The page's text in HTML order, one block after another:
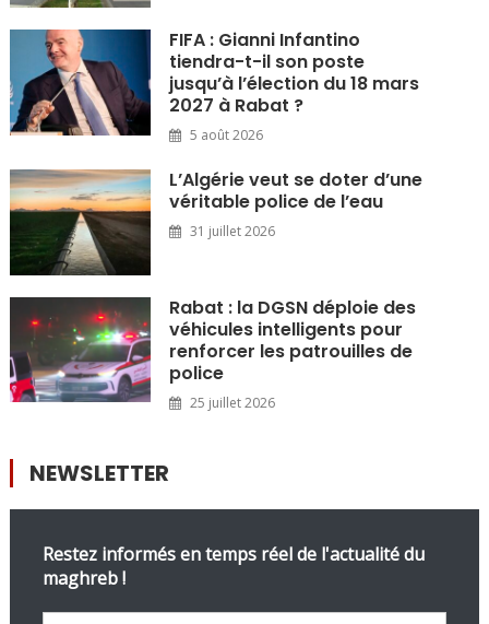
FIFA : Gianni Infantino
tiendra-t-il son poste
jusqu’à l’élection du 18 mars
2027 à Rabat ?
5 août 2026
L’Algérie veut se doter d’une
véritable police de l’eau
31 juillet 2026
Rabat : la DGSN déploie des
véhicules intelligents pour
renforcer les patrouilles de
police
25 juillet 2026
NEWSLETTER
Restez informés en temps réel de l'actualité du
maghreb !